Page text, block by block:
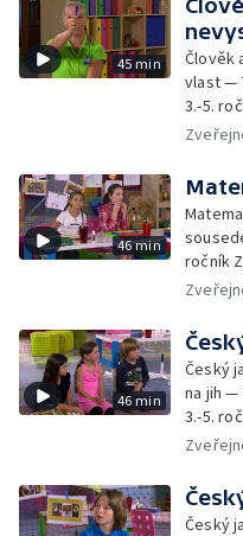
45 min
Člověk
vlast —
3.-5.
46 min
ročník
46 min
Český
na jih —
3.-5.
Český